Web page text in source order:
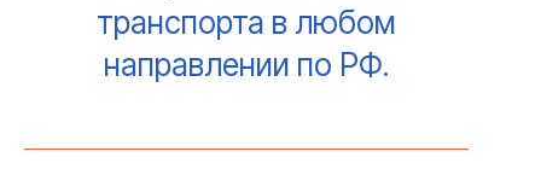
транспорта в любом
направлении по РФ.